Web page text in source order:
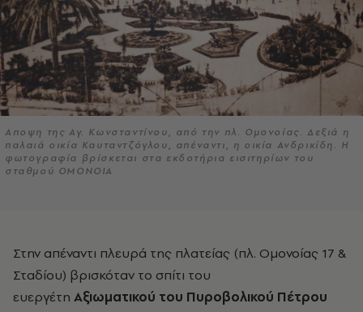
Αποψη της Αγ. Κωνσταντίνου, από την πλ. Ομονοίας. Δεξιά η
παλαιά οικία Καυταντζόγλου, απέναντι, η οικία Ανδρικίδη. Η
φωτογραφία βρίσκεται στα εκδοτήρια εισιτηρίων του
σταθμού ΟΜΟΝΟΙΑ
Στην απέναντι πλευρά της πλατείας (πλ. Ομονοίας 17 &
Σταδίου) βρισκόταν το σπίτι του
ευεργέτη Αξιωματικού του Πυροβολικού Πέτρου